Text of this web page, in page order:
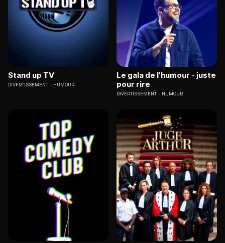
Stand up TV
DIVERTISSEMENT HUMOUR
Le gala de l'humour - juste
pour rire
DIVERTISSEMENT HUMOUR